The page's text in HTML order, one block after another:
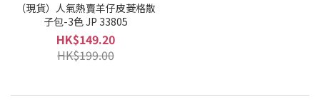
（現貨）人氣熱賣羊仔皮菱格散
子包-3色 JP 33805
HK$149.20
HK$199.00